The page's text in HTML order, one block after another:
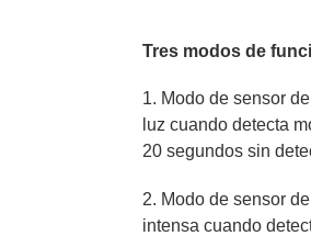
Tres modos de
1. Modo de sensor
luz cuando detecta
20 segundos sin
2. Modo de sensor
intensa cuando